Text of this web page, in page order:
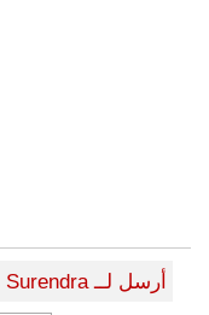
أرسل لــ Surendra رسالة